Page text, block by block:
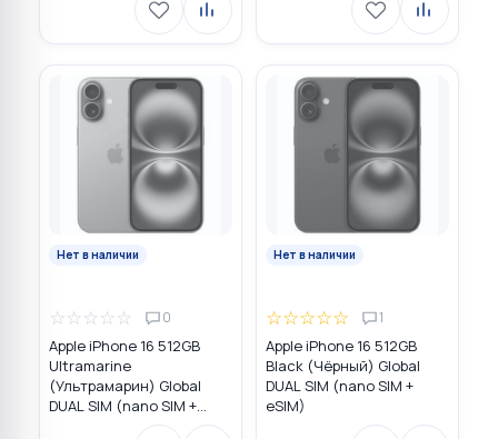
Нет в наличии
☆☆☆☆☆ 0
Apple iPhone 16 512GB
Ultramarine
(Ультрамарин) Global
DUAL SIM (nano SIM +
Нет в наличии
☆☆☆☆☆ 1
Apple iPhone 16 512GB
Black (Чёрный) Global
DUAL SIM (nano SIM +
eSIM)